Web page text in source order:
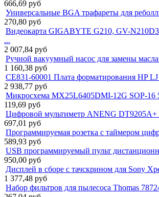
666,69 руб
Универсальные BGA трафареты для
270,80 руб
Видеокарта GIGABYTE G210, GV-
...
2 007,84 руб
Ручной вакуумный насос для замены
1 160,38 руб
CE831-60001 Плата форматирования HP
2 938,77 руб
Микросхема MX25L6405DMI-12G SOP-16
119,69 руб
Цифровой мультиметр ANENG DT9205A+
697,01 руб
Программируемая розетка с таймером
589,93 руб
USB программируемый пульт
950,00 руб
Дисплей в сборе с тачскрином для Sony
1 377,48 руб
Набор фильтров для пылесоса Thomas